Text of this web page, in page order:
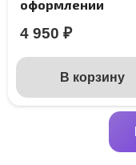
оформлении
4 950 ₽
В корзину